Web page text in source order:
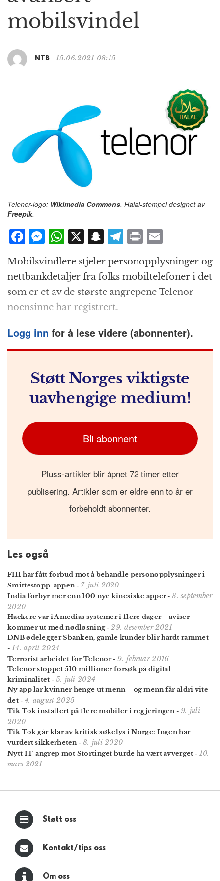
a
t
i
mobilsvindel
NTB 15.06.2021 08:15
Telenor-logo: Wikimedia Commons. Halal-stempel designet av
Freepik.
F
a
c
e
b
o
o
k
M
e
ss
e
n
g
e
r
W
at
s
A
p
p
X S
a
p
c
h
at
T
e
g
r
m
P
n
t
m
ai
l
Mobilsvindlere stjeler personopplysninger og
nettbankdetaljer fra folks mobiltelefoner i det
som er et av de største angrepene Telenor
noensinne har registrert.
Logg inn for å lese videre (abonnenter).
Støtt Norges viktigste
uavhengige medium!
Bli abonnent
Pluss-artikler blir åpnet 72 timer etter
publisering. Artikler som er eldre enn to år er
forbeholdt abonnenter.
Les også
FHI har fått forbud mot å behandle personopplysninger i
Smittestopp-appen - 7. juli 2020
India forbyr mer enn 100 nye kinesiske apper-3. september
2020
Hackere var i Amedias systemer i flere dager – aviser
kommer ut med nødløsning - 29. desember 2021
DNB ødelegger Sbanken, gamle kunder blir hardt rammet
- 14. april 2024
Terrorist arbeidet for Telenor- 9. februar 2016
Telenor stoppet 510 millioner forsøk på digital
kriminalitet - 5. juli 2024
Ny app lar kvinner henge ut menn – og menn får aldri vite
det- 4. august 2025
Tik Tok installert på flere mobiler i regjeringen - 9. juli
2020
Tik Tok går klar av kritisk søkelys i Norge: Ingen har
vurdert sikkerheten - 8. juli 2020
Nytt IT-angrep mot Stortinget burde ha vært avverget - 10.
mars 2021
Støtt oss
Kontakt/tips oss
Om oss